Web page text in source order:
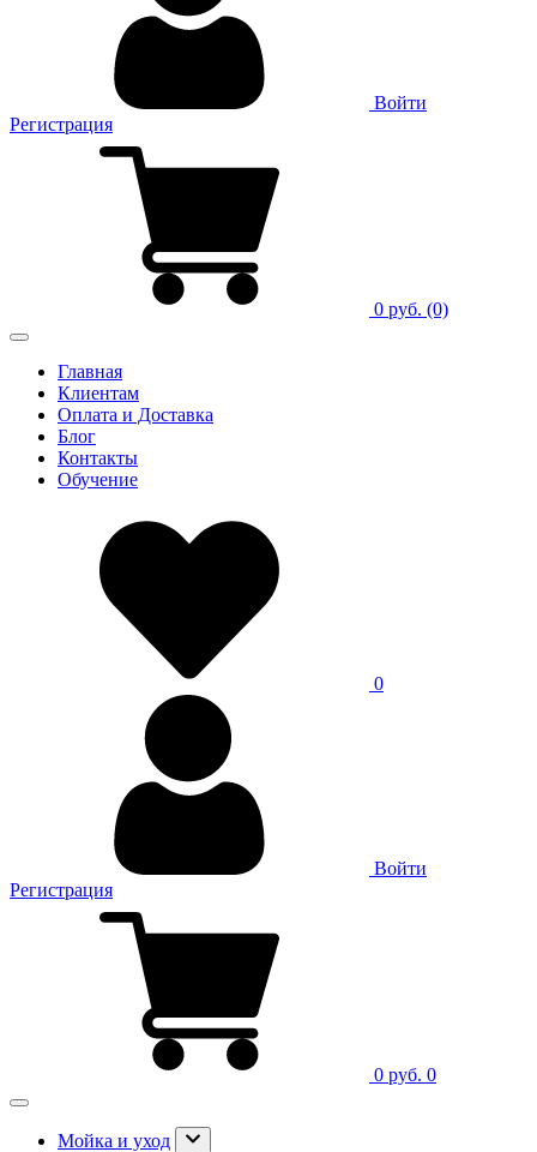
Войти
Регистрация
0 руб. (0)
Главная
Клиентам
Оплата и Доставка
Блог
Контакты
Обучение
0
Войти
Регистрация
0 руб. 0
Мойка и уход